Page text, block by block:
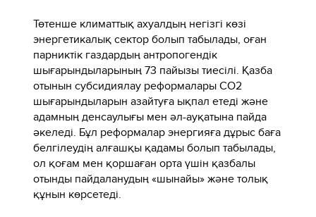
Төтенше климаттық ахуалдың негізгі көзі
энергетикалық сектор болып табылады, оған
парниктік газдардың антропогендік
шығарындыларының 73 пайызы тиесілі. Қазба
отынын субсидиялау реформалары СО2
шығарындыларын азайтуға ықпал етеді және
адамның денсаулығы мен әл-ауқатына пайда
әкеледі. Бұл реформалар энергияға дұрыс баға
белгілеудің алғашқы қадамы болып табылады,
ол қоғам мен қоршаған орта үшін қазбалы
отынды пайдаланудың «шынайы» және толық
құнын көрсетеді.